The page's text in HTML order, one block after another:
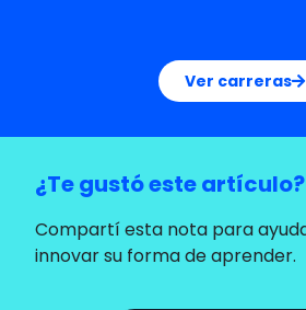
Ver carreras
¿Te gustó este artículo?
Compartí esta nota para
innovar su forma de aprender.